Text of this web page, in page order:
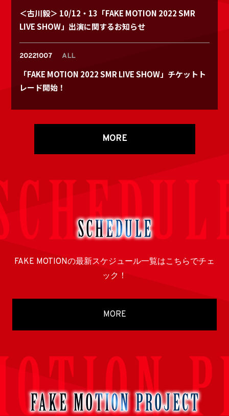
＜古川毅＞ 10/12・13「FAKE MOTION 2022 SMR
LIVE SHOW」出演に関するお知らせ
20221007 ALL
「FAKE MOTION 2022 SMR LIVE SHOW」チケットト
レード開始！
MORE
FAKE MOTIONの最新スケジュール一覧はこちらでチェ
ック！
MORE